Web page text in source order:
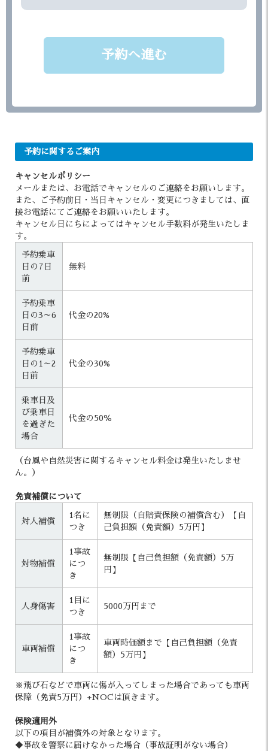
予約へ進む
予約に関するご案内
キャンセルポリシー
メールまたは、お電話でキャンセルのご連絡をお願いします。
また、ご予約前日・当日キャンセル・変更につきましては、直
接お電話にてご連絡をお願いいたします。
キャンセル日にちによってはキャンセル手数料が発生いたしま
す。
予約乗車
日の7日
前
無料
予約乗車
日の3～6
日前
代金の20%
予約乗車
日の1～2
日前
代金の30%
乗車日及
び乗車日
を過ぎた
場合
代金の50％
（台風や自然災害に関するキャンセル料金は発生いたしませ
ん。）
免責補償について
対人補償
1名に
つき
無制限（自賠責保険の補償含む）【自
己負担額（免責額）5万円】
対物補償
1事故
につ
き
無制限【自己負担額（免責額）5万
円】
人身傷害
1目に
つき
5000万円まで
車両補償
1事故
につ
き
車両時価額まで【自己負担額（免責
額）5万円】
※飛び石などで車両に傷が入ってしまった場合であっても車両
保障（免責5万円）+NOCは頂きます。
保険適用外
以下の項目が補償外の対象となります。
◆事故を警察に届けなかった場合（事故証明がない場合）